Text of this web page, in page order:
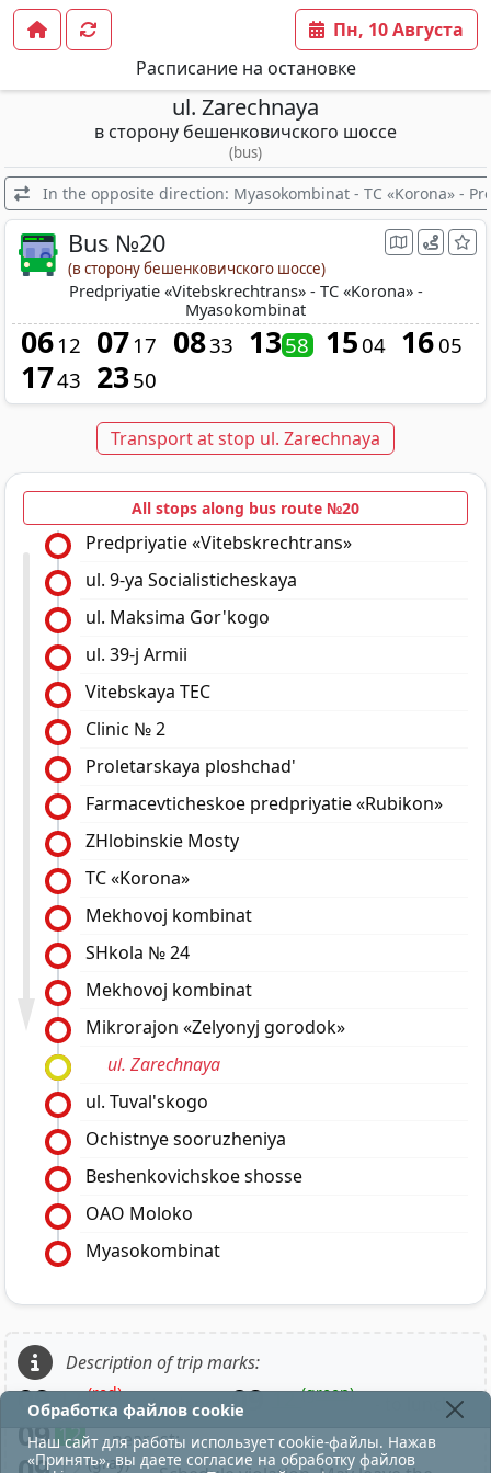
Расписание на остановке
Пн, 10 Августа
ul. Zarechnaya
в сторону бешенковичского шоссе
(bus)
In the opposite direction: Myasokombinat - TC «Korona» -
Bus №20
(в сторону бешенковичского шоссе)
Predpriyatie «Vitebskrechtrans» - TC «Korona» -
Myasokombinat
06 12 07 17 0833 1358 15 04 16 05
1743 2350
Transport at stop ul. Zarechnaya
All stops along bus route №20
Predpriyatie «Vitebskrechtrans»
ul. 9-ya Socialisticheskaya
ul. Maksima Gor'kogo
ul. 39-j Armii
Vitebskaya TEC
Clinic № 2
Proletarskaya ploshchad'
Farmacevticheskoe predpriyatie «Rubikon»
ZHlobinskie Mosty
TC «Korona»
Mekhovoj kombinat
SHkola № 24
Mekhovoj kombinat
Mikrorajon «Zelyonyj gorodok»
ul. Zarechnaya
ul. Tuval'skogo
Ochistnye sooruzheniya
Beshenkovichskoe shosse
OAO Moloko
Myasokombinat
Description of trip marks:
09 12(red) - to depot;09 12(green) - to lunch;
09 12 - nearest;
(gray)
Обработка файлов cookie
Наш сайт для работы использует cookie-файлы. Нажав
«Принять», вы даете согласие на обработку файлов